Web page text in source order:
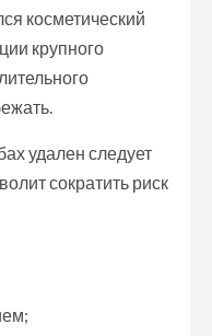
косметический
крупного
удален следует
сократить риск